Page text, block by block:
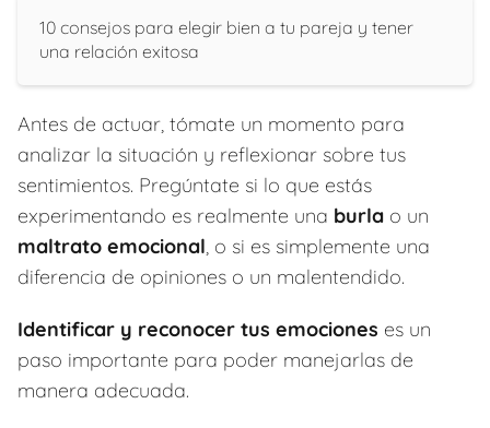
10 consejos para elegir bien a tu pareja y tener
una relación exitosa
Antes de actuar, tómate un momento para
analizar la situación y reflexionar sobre tus
sentimientos. Pregúntate si lo que estás
experimentando es realmente una burla o un
maltrato emocional, o si es simplemente una
diferencia de opiniones o un malentendido.
Identificar y reconocer tus emociones es un
paso importante para poder manejarlas de
manera adecuada.